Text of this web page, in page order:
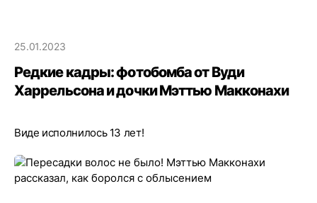
25.01.2023
Редкие кадры: фотобомба от Вуди
Харрельсона и дочки Мэттью Макконахи
Виде исполнилось 13 лет!